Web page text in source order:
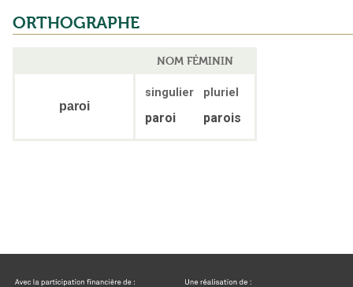
ORTHOGRAPHE
NOM FÉMININ
paroi
singulier pluriel
paroi parois